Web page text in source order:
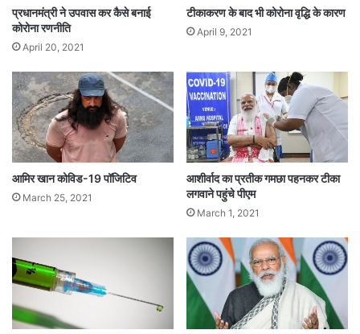
प्रधानमंत्री ने उपवास कर कैसे बनाई
कोरोना रणनीति
April 20, 2021
टीकाकरण के बाद भी कोरोना वृद्धि के कारण
April 9, 2021
आमिर खान कोविड-19 पॉजिटिव
March 25, 2021
आशीर्वाद का प्रतीक गमछा पहनकर टीका
लगवाने पहुंचे पीएम
March 1, 2021